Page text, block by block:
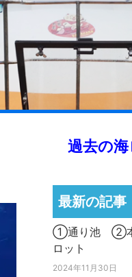
過去の海
最新の記事
①通り池 ②
ロット
2024年11月30日